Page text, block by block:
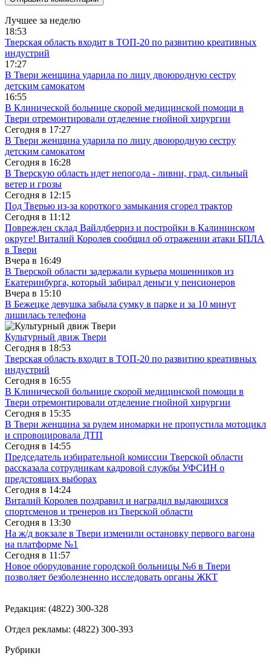
Лучшее за неделю
18:53
Тверская область входит в ТОП-20 по развитию креативных
индустрий
17:27
В Твери женщина ударила по лицу двоюродную сестру
детским самокатом
16:55
В Клинической больнице скорой медицинской помощи в
Твери отремонтировали отделение гнойной хирургии
Сегодня в 17:27
В Твери женщина ударила по лицу двоюродную сестру
детским самокатом
Сегодня в 16:28
В Тверскую область идет непогода - ливни, град, сильный
ветер и грозы
Сегодня в 12:15
Под Тверью из-за короткого замыкания сгорел трактор
Сегодня в 11:12
Поврежден склад Вайлдберриз и постройки в Калининском
округе! Виталий Королев сообщил об отражении атаки БПЛА
в Твери
Вчера в 16:49
В Тверской области задержали курьера мошенников из
Екатеринбурга, который забирал деньги у пенсионеров
Вчера в 15:10
В Бежецке девушка забыла сумку в парке и за 10 минут
лишилась телефона
Культурный движ Твери
Сегодня в 18:53
Тверская область входит в ТОП-20 по развитию креативных
индустрий
Сегодня в 16:55
В Клинической больнице скорой медицинской помощи в
Твери отремонтировали отделение гнойной хирургии
Сегодня в 15:35
В Твери женщина за рулем иномарки не пропустила мотоцикл
и спровоцировала ДТП
Сегодня в 14:55
Председатель избирательной комиссии Тверской области
рассказала сотрудникам кадровой службы УФСИН о
предстоящих выборах
Сегодня в 14:24
Виталий Королев поздравил и наградил выдающихся
спортсменов и тренеров из Тверской области
Сегодня в 13:30
На ж/д вокзале в Твери изменили остановку первого вагона
на платформе №1
Сегодня в 11:57
Новое оборудование городской больницы №6 в Твери
позволяет безболезненно исследовать органы ЖКТ
Редакция: (4822) 300-328
Отдел рекламы: (4822) 300-393
Рубрики